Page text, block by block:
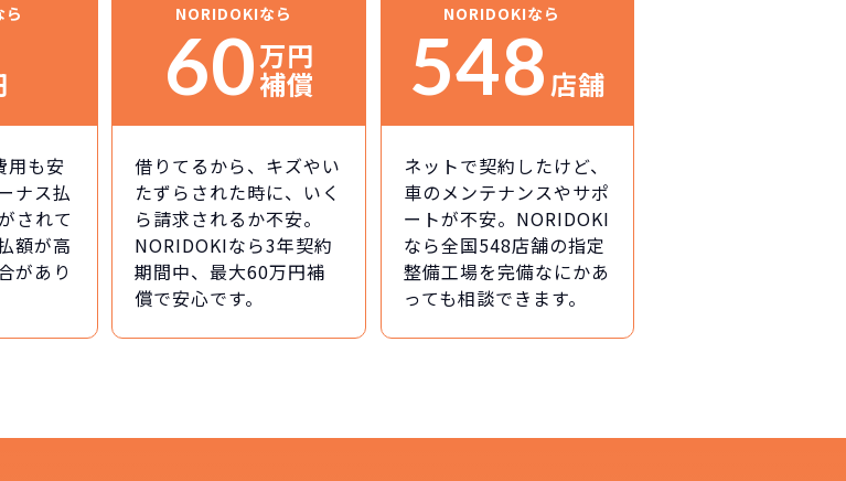
用も安
ナス払
されて
額が高
があり
NORIDOKIなら
60万円
補償
借りてるから、キズやい
たずらされた時に、いく
ら請求されるか不安。
NORIDOKIなら3年契約
期間中、最大60万円補
償で安心です。
NORIDOKIなら
548 店舗
ネットで契約したけど、
車のメンテナンスやサポ
ートが不安。NORIDOKI
なら全国548店舗の指定
整備工場を完備なにかあ
っても相談できます。